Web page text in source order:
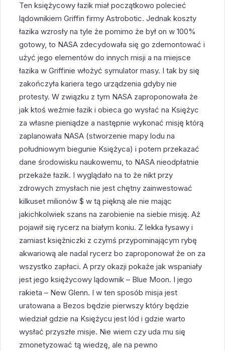
Ten księżycowy łazik miał początkowo polecieć
lądownikiem Griffin firmy Astrobotic. Jednak koszty
łazika wzrosły na tyle że pomimo że był on w 100%
gotowy, to NASA zdecydowała się go zdemontować i
użyć jego elementów do innych misji a na miejsce
łazika w Griffinie włożyć symulator masy. I tak by się
zakończyła kariera tego urządzenia gdyby nie
protesty. W związku z tym NASA zaproponowała że
jak ktoś weźmie łazik i obieca go wysłać na Księżyc
za własne pieniądze a następnie wykonać misję którą
zaplanowała NASA (stworzenie mapy lodu na
południowym biegunie Księżyca) i potem przekazać
dane środowisku naukowemu, to NASA nieodpłatnie
przekaże łazik. I wyglądało na to że nikt przy
zdrowych zmysłach nie jest chętny zainwestować
kilkuset milionów $ w tą piękną ale nie mając
jakichkolwiek szans na zarobienie na siebie misję. Aż
pojawił się rycerz na białym koniu. Z lekka łysawy i
zamiast księżniczki z czymś przypominającym rybę
akwariową ale nadal rycerz bo zaproponował że on za
wszystko zapłaci. A przy okazji pokaże jak wspaniały
jest jego księżycowy lądownik – Blue Moon. I jego
rakieta – New Glenn. I w ten sposób misja jest
uratowana a Bezos będzie pierwszy który będzie
wiedział gdzie na Księżycu jest lód i gdzie warto
wysłać przyszłe misje. Nie wiem czy uda mu się
zmonetyzować tą wiedzę, ale na pewno